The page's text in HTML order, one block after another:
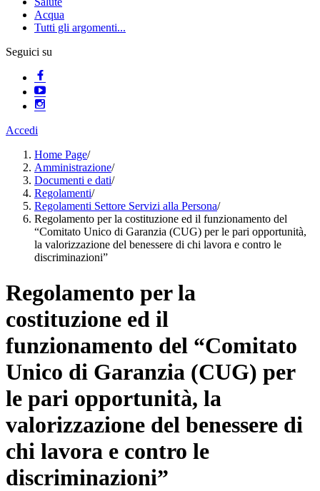
Acqua
Tutti gli argomenti...
Seguici su
Accedi
Home Page/
Amministrazione/
Documenti e dati/
Regolamenti/
Regolamenti Settore Servizi alla Persona/
Regolamento per la costituzione ed il funzionamento del
“Comitato Unico di Garanzia (CUG) per le pari opportunità,
la valorizzazione del benessere di chi lavora e contro le
discriminazioni”
Regolamento per la
costituzione ed il
funzionamento del “Comitato
Unico di Garanzia (CUG) per
le pari opportunità, la
valorizzazione del benessere di
chi lavora e contro le
discriminazioni”